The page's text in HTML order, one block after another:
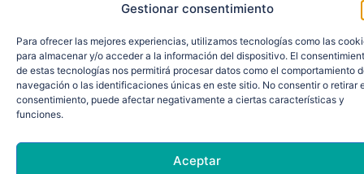
Gestionar consentimiento
Para ofrecer las mejores experiencias, utilizamos tecnologías como las
para almacenar y/o acceder a la información del dispositivo. El
de estas tecnologías nos permitirá procesar datos como el comportamiento
navegación o las identificaciones únicas en este sitio. No consentir o retirar
consentimiento, puede afectar negativamente a ciertas características y
funciones.
Aceptar